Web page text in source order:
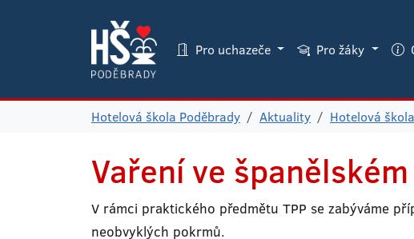
Pro uchazeče Pro žáky
Hotelová škola Poděbrady Aktuality Hotelová škola
Vaření ve
V rámci praktického předmětu TPP se zabýváme
neobvyklých pokrmů.